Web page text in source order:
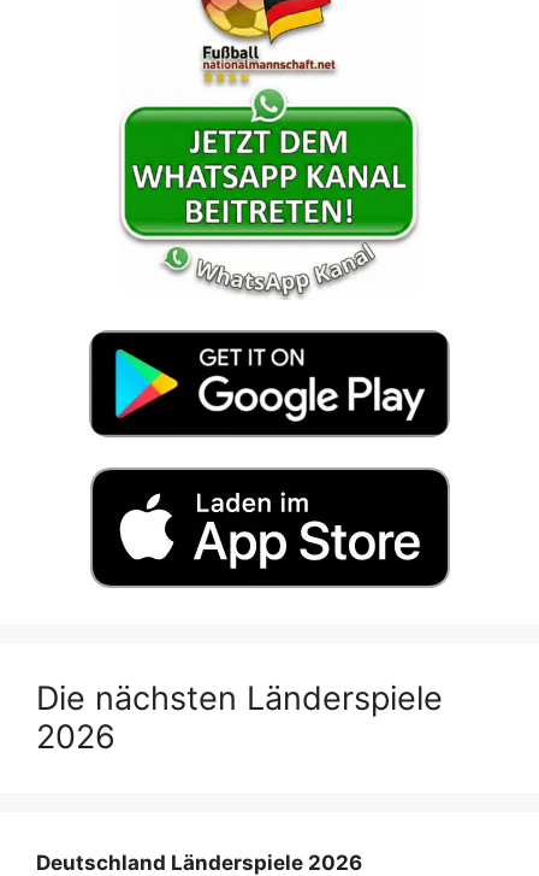
Die nächsten Länderspiele
2026
Deutschland Länderspiele 2026